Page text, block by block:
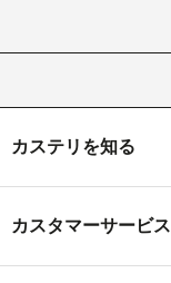
カステリを知る
カスタマーサービス